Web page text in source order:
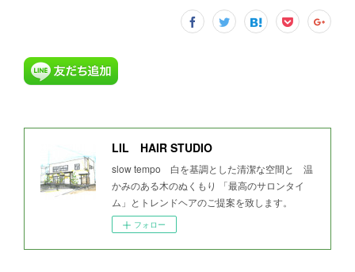
LIL HAIR STUDIO
slow tempo 白を基調とした清潔な空間と 温
かみのある木のぬくもり 「最高のサロンタイ
ム」とトレンドヘアのご提案を致します。
フォロー